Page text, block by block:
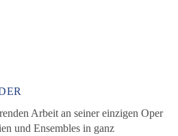
Arbeit an seiner einzigen Oper
und Ensembles in ganz